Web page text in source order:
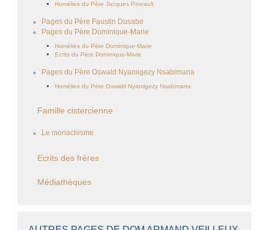
Homélies du Père Jacques Pineault
Pages du Père Faustin Dusabe
Pages du Père Dominique-Marie
Homélies du Père Dominique-Marie
Ecrits du Père Dominique-Marie
Pages du Père Oswald Nyamigezy Nsabimana
Homélies du Père Oswald Nyamigezy Nsabimana
Famille cistercienne
Le monachisme
Ecrits des frères
Médiathèques